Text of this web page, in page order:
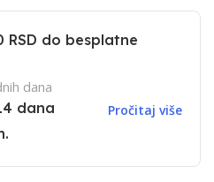
RSD do besplatne
dana
dana
Pročitaj više